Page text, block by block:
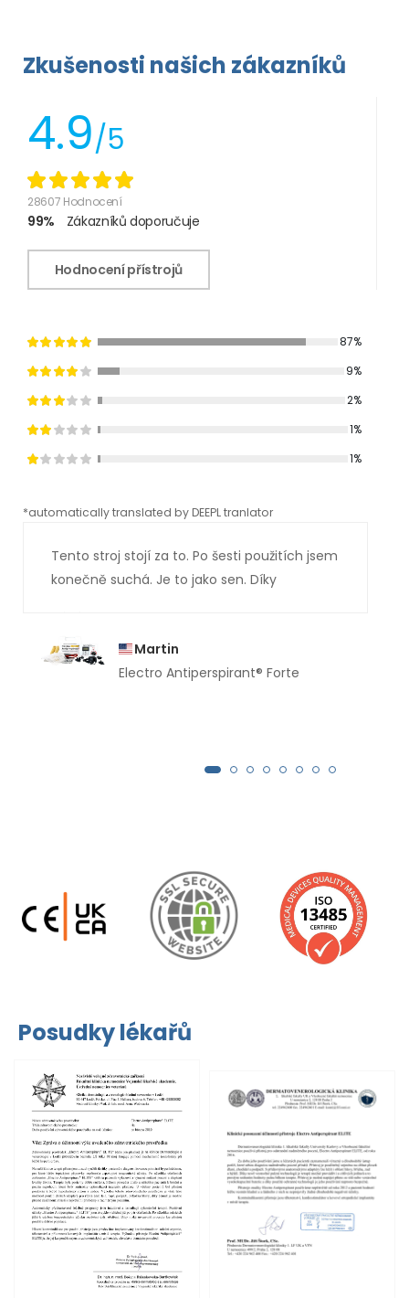
Zkušenosti našich zákazníků
4.9/5
28607 Hodnocení
99% Zákazníků doporučuje
Hodnocení přístrojů
87%
9%
2%
1%
1%
*automatically translated by DEEPL tranlator
Tento stroj stojí za to. Po šesti použitích jsem
konečně suchá. Je to jako sen. Díky
Martin
Electro Antiperspirant® Forte
Posudky lékařů